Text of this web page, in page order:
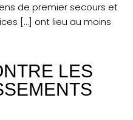
de premier secours et
[…] ont lieu au moins
LES